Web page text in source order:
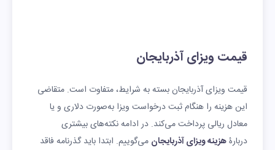
قیمت ویزای آذربایجان
قیمت ویزای آذربایجان بسته به شرایط، متفاوت است. متقاضی
این هزینه را هنگام ثبت درخواست ویزا به‌صورت دلاری و یا
معادل ریالی پرداخت می‌کند. در ادامه نکته‌های بیشتری
دربارۀهزینه ویزای آذربایجان می‌گوییم. ابتدا باید گذرنامه فاقد